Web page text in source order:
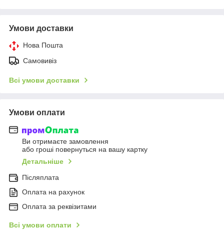
Умови доставки
Нова Пошта
Самовивіз
Всі умови доставки
Умови оплати
Ви отримаєте замовлення
або гроші повернуться на вашу картку
Детальніше
Післяплата
Оплата на рахунок
Оплата за реквізитами
Всі умови оплати